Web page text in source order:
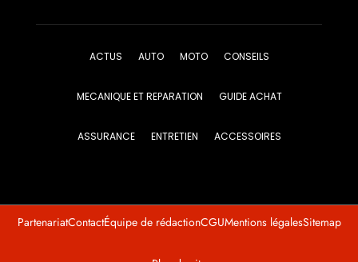
ACTUS AUTO MOTO CONSEILS
MECANIQUE ET REPARATION GUIDE ACHAT
ASSURANCE ENTRETIEN ACCESSOIRES
PartenariatContactÉquipe de rédactionCGUMentions légalesSitemap